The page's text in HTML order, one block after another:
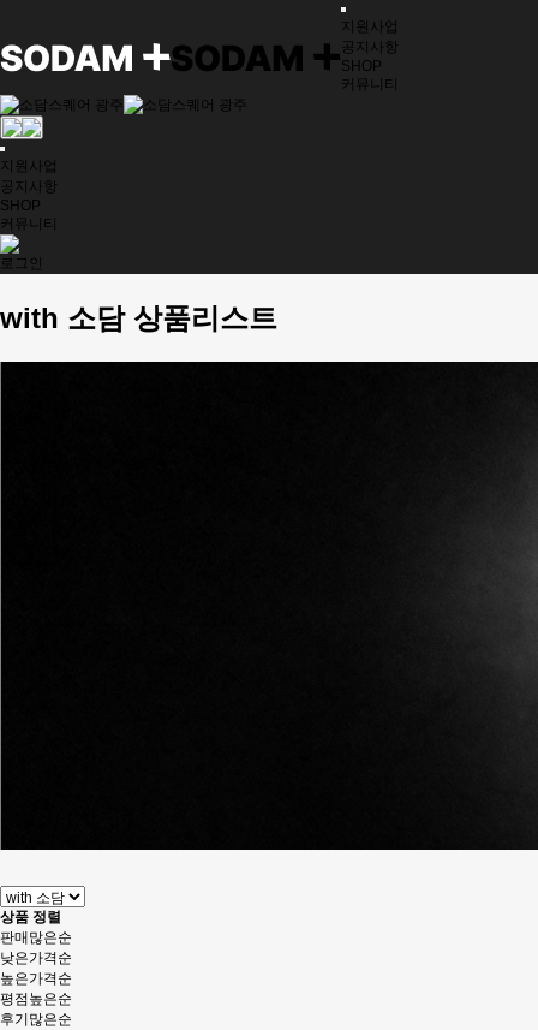
지원사업
공지사항
SHOP
커뮤니티
지원사업
공지사항
SHOP
커뮤니티
로그인
with 소담 상품리스트
상품 정렬
판매많은순
낮은가격순
높은가격순
평점높은순
후기많은순